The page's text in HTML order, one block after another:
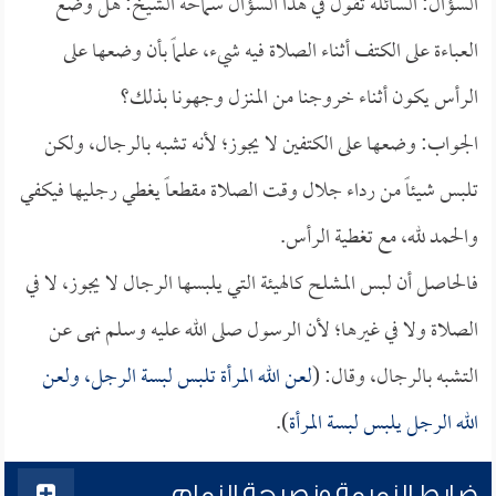
العباءة على الكتف أثناء الصلاة فيه شيء، علماً بأن وضعها على
الرأس يكون أثناء خروجنا من المنزل وجهونا بذلك؟
الجواب: وضعها على الكتفين لا يجوز؛ لأنه تشبه بالرجال، ولكن
تلبس شيئاً من رداء جلال وقت الصلاة مقطعاً يغطي رجليها فيكفي
والحمد لله، مع تغطية الرأس.
فالحاصل أن لبس المشلح كالهيئة التي يلبسها الرجال لا يجوز، لا في
الصلاة ولا في غيرها؛ لأن الرسول صلى الله عليه وسلم نهى عن
التشبه بالرجال، وقال: (لعن الله المرأة تلبس لبسة الرجل، ولعن
الله الرجل يلبس لبسة المرأة).